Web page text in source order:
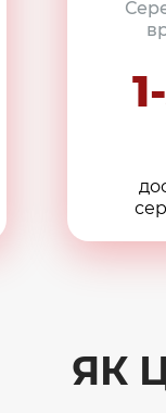
ЯК